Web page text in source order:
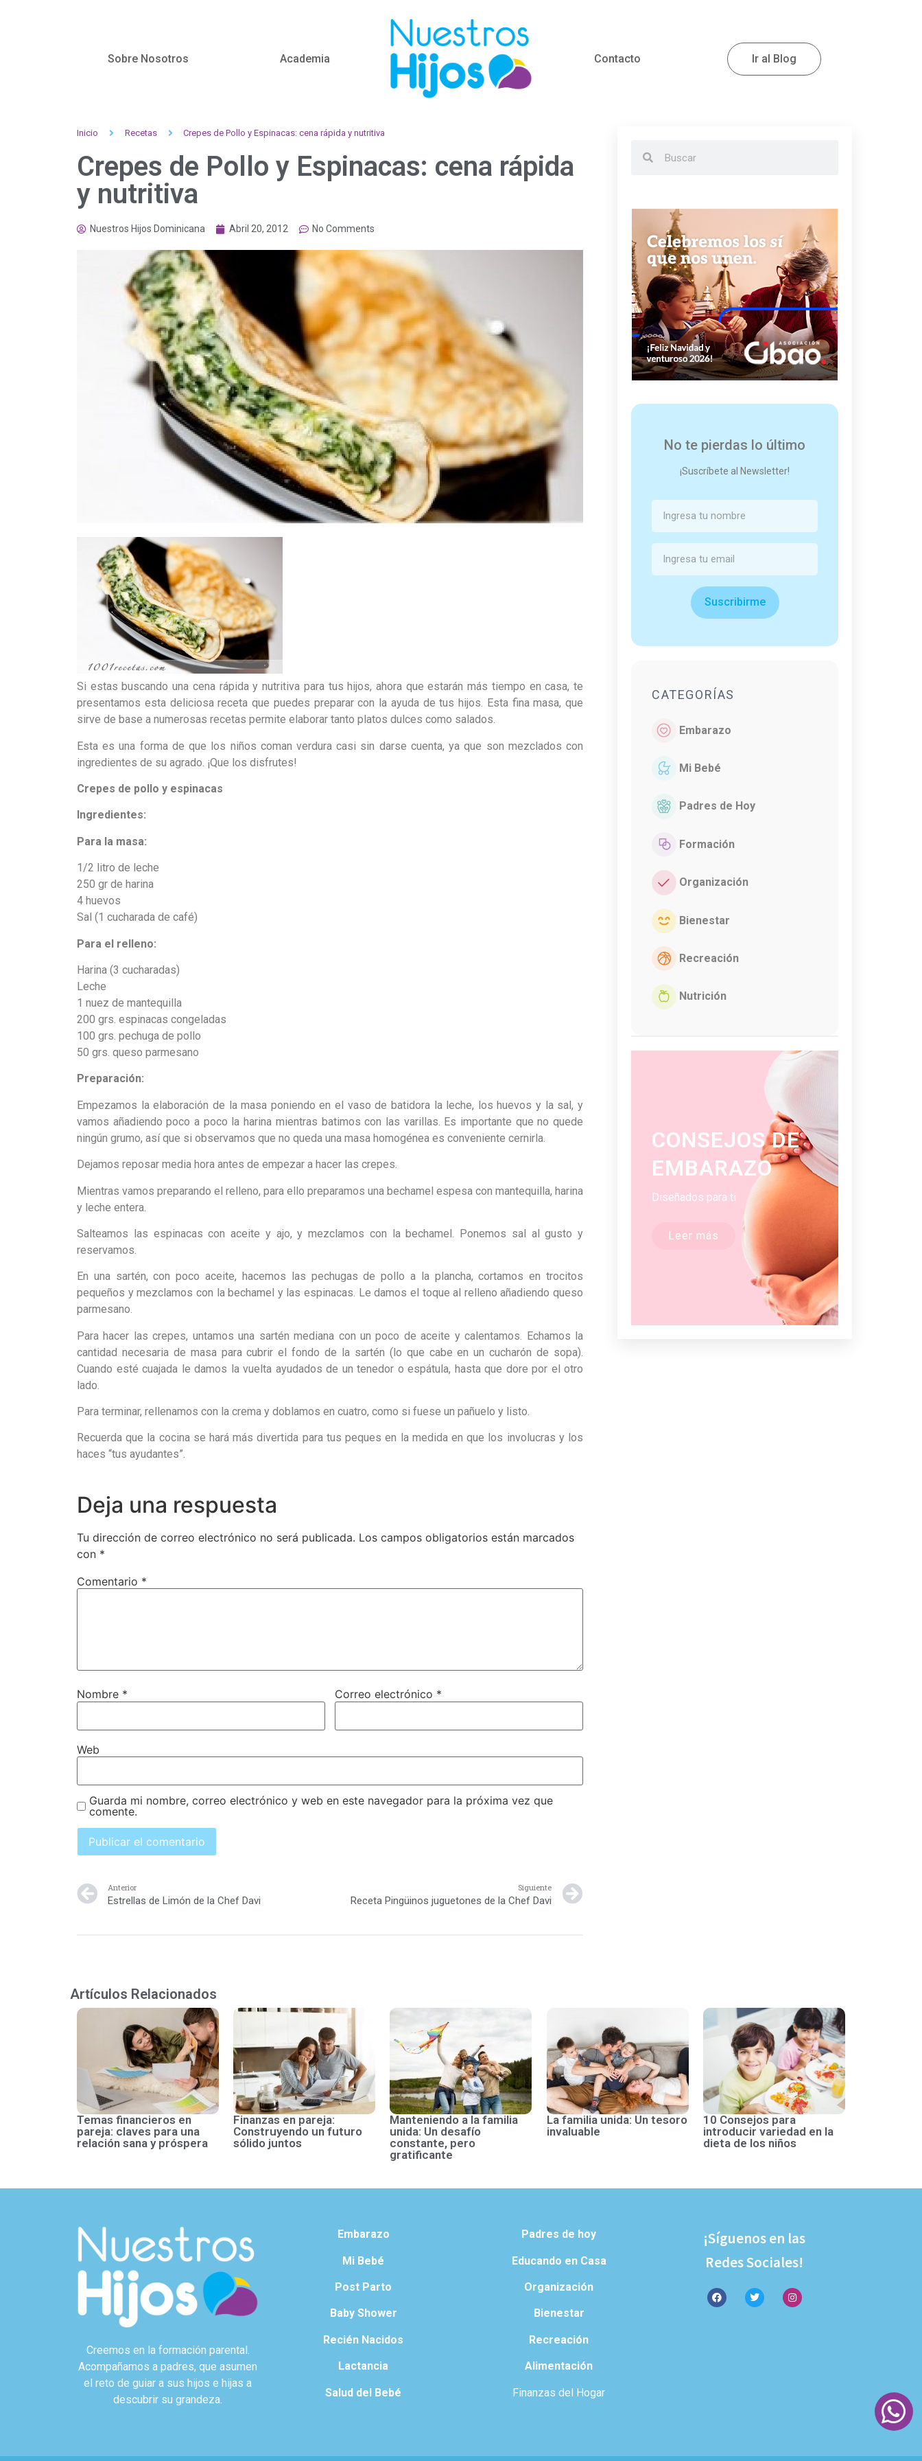
Sobre Nosotros Academia Contacto Ir al Blog
Inicio Recetas Crepes de Pollo y Espinacas: cena rápida y nutritiva
Crepes de Pollo y Espinacas: cena rápida
y nutritiva
Nuestros Hijos Dominicana Abril 20, 2012 No Comments
Si estas buscando una cena rápida y nutritiva para tus hijos, ahora que estarán más tiempo en casa, te
presentamos esta deliciosa receta que puedes preparar con la ayuda de tus hijos. Esta fina masa, que
sirve de base a numerosas recetas permite elaborar tanto platos dulces como salados.
Esta es una forma de que los niños coman verdura casi sin darse cuenta, ya que son mezclados con
ingredientes de su agrado. ¡Que los disfrutes!
Crepes de pollo y espinacas
Ingredientes:
Para la masa:
1/2 litro de leche
250 gr de harina
4 huevos
Sal (1 cucharada de café)
Para el relleno:
Harina (3 cucharadas)
Leche
1 nuez de mantequilla
200 grs. espinacas congeladas
100 grs. pechuga de pollo
50 grs. queso parmesano
Preparación:
Empezamos la elaboración de la masa poniendo en el vaso de batidora la leche, los huevos y la sal, y
vamos añadiendo poco a poco la harina mientras batimos con las varillas. Es importante que no quede
ningún grumo, así que si observamos que no queda una masa homogénea es conveniente cernirla.
Dejamos reposar media hora antes de empezar a hacer las crepes.
Mientras vamos preparando el relleno, para ello preparamos una bechamel espesa con mantequilla, harina
y leche entera.
Salteamos las espinacas con aceite y ajo, y mezclamos con la bechamel. Ponemos sal al gusto y
reservamos.
En una sartén, con poco aceite, hacemos las pechugas de pollo a la plancha, cortamos en trocitos
pequeños y mezclamos con la bechamel y las espinacas. Le damos el toque al relleno añadiendo queso
parmesano.
Para hacer las crepes, untamos una sartén mediana con un poco de aceite y calentamos. Echamos la
cantidad necesaria de masa para cubrir el fondo de la sartén (lo que cabe en un cucharón de sopa).
Cuando esté cuajada le damos la vuelta ayudados de un tenedor o espátula, hasta que dore por el otro
lado.
Para terminar, rellenamos con la crema y doblamos en cuatro, como si fuese un pañuelo y listo.
Recuerda que la cocina se hará más divertida para tus peques en la medida en que los involucras y los
haces “tus ayudantes”.
Deja una respuesta
Tu dirección de correo electrónico no será publicada. Los campos obligatorios están marcados
con *
Comentario *
Nombre * Correo electrónico *
Web
Guarda mi nombre, correo electrónico y web en este navegador para la próxima vez que
comente.
Anterior
Estrellas de Limón de la Chef Davi
Siguiente
Receta Pingüinos juguetones de la Chef Davi
No te pierdas lo último
¡Suscríbete al Newsletter!
Suscribirme
CATEGORÍAS
Embarazo
Mi Bebé
Padres de Hoy
Formación
Organización
Bienestar
Recreación
Nutrición
CONSEJOS DE
EMBARAZO
Diseñados para ti
Leer más
Artículos Relacionados
Temas financieros en
pareja: claves para una
relación sana y próspera
Finanzas en pareja:
Construyendo un futuro
sólido juntos
Manteniendo a la familia
unida: Un desafío
constante, pero
gratificante
La familia unida: Un tesoro
invaluable
10 Consejos para
introducir variedad en la
dieta de los niños
Creemos en la formación parental.
Acompañamos a padres, que asumen
el reto de guiar a sus hijos e hijas a
descubrir su grandeza.
Embarazo
Mi Bebé
Post Parto
Baby Shower
Recién Nacidos
Lactancia
Salud del Bebé
Padres de hoy
Educando en Casa
Organización
Bienestar
Recreación
Alimentación
Finanzas del Hogar
¡Síguenos en las
Redes Sociales!